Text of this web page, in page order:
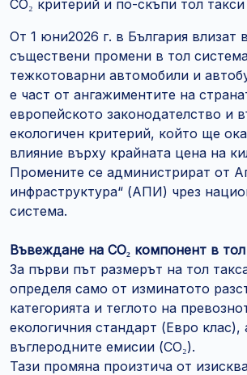
CO₂ критерий и по-скъпи тол
От 1 юни2026 г. в България влизат
съществени промени в тол
тежкотоварни автомобили и
е част от ангажиментите на
европейското законодателство и
екологичен критерий, който ще
влияние върху крайната цена на
Промените се администрират от
инфраструктура“ (АПИ) чрез
система.
Въвеждане на CO₂ компонент в
За първи път размерът на тол
определя само от изминатото
категорията и теглото на
екологичния стандарт (Евро клас),
въглеродните емисии (CO₂).
Тази промяна произтича от